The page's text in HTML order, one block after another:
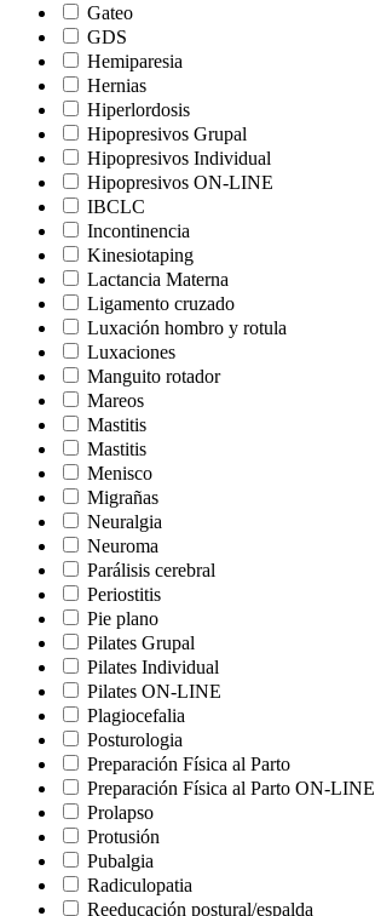
Gateo
GDS
Hemiparesia
Hernias
Hiperlordosis
Hipopresivos Grupal
Hipopresivos Individual
Hipopresivos ON-LINE
IBCLC
Incontinencia
Kinesiotaping
Lactancia Materna
Ligamento cruzado
Luxación hombro y rotula
Luxaciones
Manguito rotador
Mareos
Mastitis
Mastitis
Menisco
Migrañas
Neuralgia
Neuroma
Parálisis cerebral
Periostitis
Pie plano
Pilates Grupal
Pilates Individual
Pilates ON-LINE
Plagiocefalia
Posturologia
Preparación Física al Parto
Preparación Física al Parto ON-LINE
Prolapso
Protusión
Pubalgia
Radiculopatia
Reeducación postural/espalda